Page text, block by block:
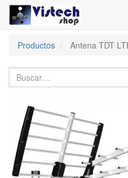
Productos
Antena TDT